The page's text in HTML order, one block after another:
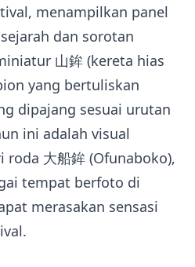
menampilkan panel
dan sorotan
山鉾 (kereta hias
yang bertuliskan
dipajang sesuai urutan
ini adalah visual
roda 大船鉾 (Ofunaboko),
tempat berfoto di
merasakan sensasi